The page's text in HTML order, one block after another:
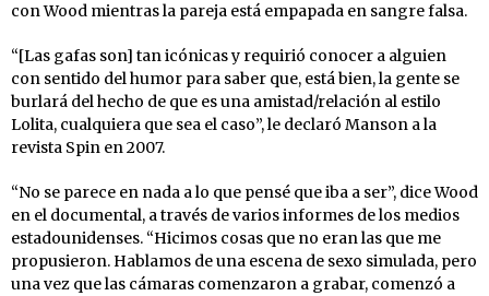
con Wood mientras la pareja está empapada en sangre falsa.
“[Las gafas son] tan icónicas y requirió conocer a alguien
con sentido del humor para saber que, está bien, la gente se
burlará del hecho de que es una amistad/relación al estilo
Lolita, cualquiera que sea el caso”, le declaró Manson a la
revista Spin en 2007.
“No se parece en nada a lo que pensé que iba a ser”, dice Wood
en el documental, a través de varios informes de los medios
estadounidenses. “Hicimos cosas que no eran las que me
propusieron. Hablamos de una escena de sexo simulada, pero
una vez que las cámaras comenzaron a grabar, comenzó a